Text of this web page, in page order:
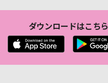
ダウンロードはこちら